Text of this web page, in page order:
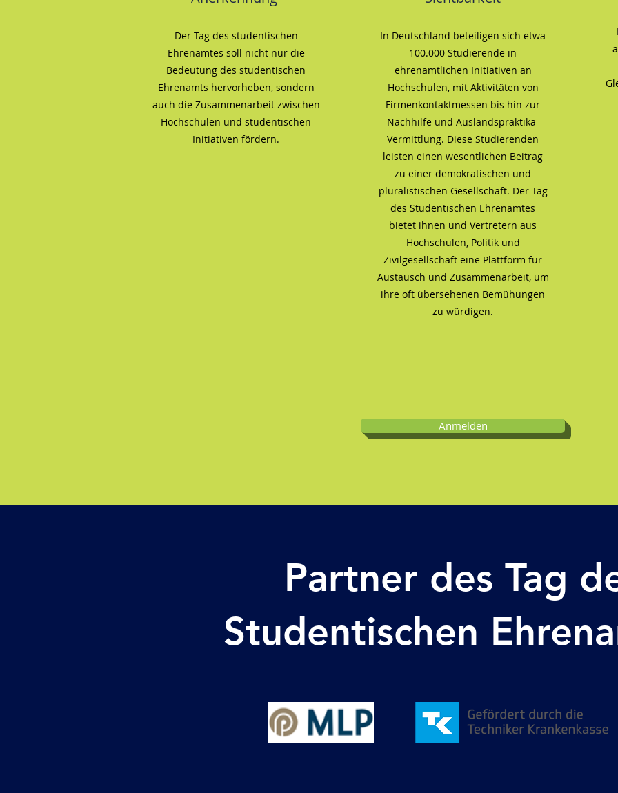
Der Tag des studentischen
Ehrenamtes soll nicht nur die
Bedeutung des studentischen
Ehrenamts hervorheben, sondern
auch die Zusammenarbeit zwischen
Hochschulen und studentischen
Initiativen fördern.
In Deutschland beteiligen sich etwa
100.000 Studierende in
ehrenamtlichen Initiativen an
Hochschulen, mit Aktivitäten von
Firmenkontaktmessen bis hin zur
Nachhilfe und Auslandspraktika-
Vermittlung. Diese Studierenden
leisten einen wesentlichen Beitrag
zu einer demokratischen und
pluralistischen Gesellschaft. Der Tag
des Studentischen Ehrenamtes
bietet ihnen und Vertretern aus
Hochschulen, Politik und
Zivilgesellschaft eine Plattform für
Austausch und Zusammenarbeit, um
ihre oft übersehenen Bemühungen
zu würdigen.
Anmelden
Partner des Tag
Studentischen